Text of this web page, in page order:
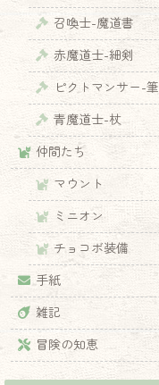
召喚士-魔道書
赤魔道士-細剣
ピクトマンサー-筆
青魔道士-杖
仲間たち
マウント
ミニオン
チョコボ装備
手紙
雑記
冒険の知恵